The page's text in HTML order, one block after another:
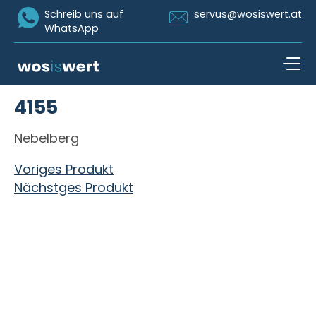
Icon Whatsapp
Schreib uns auf
WhatsApp
Icon Email
servus@wosiswert.at
4155
Nebelberg
Beitragsnavigation
Voriges Produkt
Nächstges Produkt